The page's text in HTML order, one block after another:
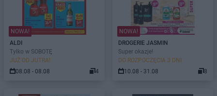
NOWA!
ALDI
Tylko w SOBOTĘ
JUŻ OD JUTRA!
08.08 - 08.08
4
NOWA!
DROGERIE JASMIN
Super okazje!
DO ROZPOCZĘCIA 3 DNI
10.08 - 31.08
8